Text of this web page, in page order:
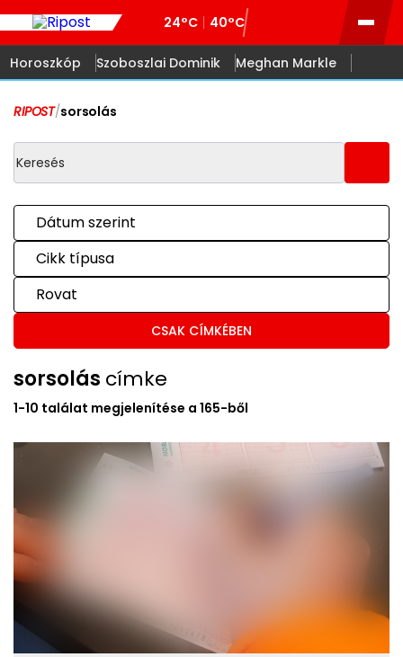
24°C 40°C
Horoszkóp Szoboszlai Dominik Meghan Markle
RIPOST/sorsolás
Dátum szerint
Cikk típusa
Rovat
CSAK CÍMKÉBEN
sorsolás címke
1-10 találat megjelenítése a 165-ből